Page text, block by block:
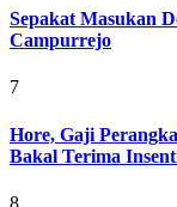
Sepakat Masukan
Campurrejo
7
Hore, Gaji
Bakal Terima
8